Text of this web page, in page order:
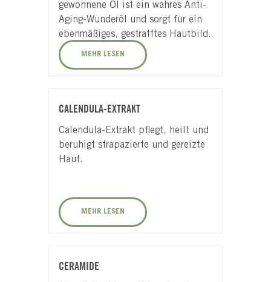
gewonnene Öl ist ein wahres Anti-
Aging-Wunderöl und sorgt für ein
ebenmäßiges, gestrafftes Hautbild.
MEHR LESEN
CALENDULA-EXTRAKT
Calendula-Extrakt pflegt, heilt und
beruhigt strapazierte und gereizte
Haut.
MEHR LESEN
CERAMIDE